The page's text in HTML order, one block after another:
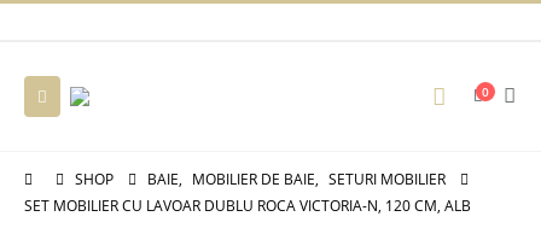
0
SHOP BAIE, MOBILIER DE BAIE, SETURI MOBILIER
SET MOBILIER CU LAVOAR DUBLU ROCA VICTORIA-N, 120 CM, ALB